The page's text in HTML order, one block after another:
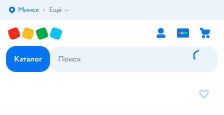
Выбор адреса доставки.
Минск Ещё
Каталог
В